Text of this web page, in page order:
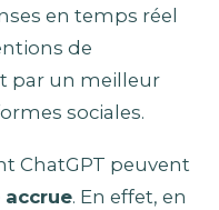
en temps réel
de
par un meilleur
sociales.
ChatGPT peuvent
. En effet, en